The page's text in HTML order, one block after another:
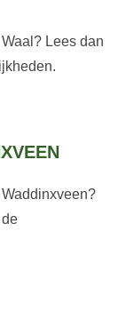
Lees dan